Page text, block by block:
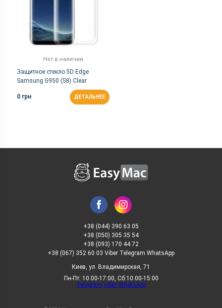
Нет в наличии
Защитное стекло 5D Edge
Samsung G950 (S8) Clear
0 грн ДЕТАЛЬНЕЕ
+38 (044) 390 63 05
+38 (050) 305 35 54
+38 (093) 170 44 72
+38 (067) 352 60 03 Viber Telegram WhatsApp
Киев, ул. Владимирская, 71
Пн-Пт: 10:00-17:00, Сб:10:00-15:00
Telegram Viber WhatsApp